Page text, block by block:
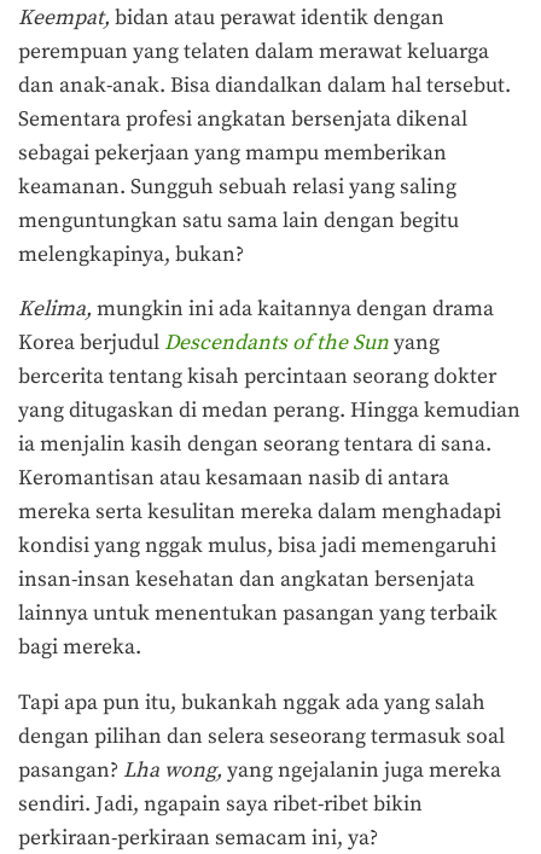
Keempat, bidan atau perawat identik dengan
perempuan yang telaten dalam merawat keluarga
dan anak-anak. Bisa diandalkan dalam hal tersebut.
Sementara profesi angkatan bersenjata dikenal
sebagai pekerjaan yang mampu memberikan
keamanan. Sungguh sebuah relasi yang saling
menguntungkan satu sama lain dengan begitu
melengkapinya, bukan?
Kelima, mungkin ini ada kaitannya dengan drama
Korea berjudul Descendants of the Sunyang
bercerita tentang kisah percintaan seorang dokter
yang ditugaskan di medan perang. Hingga kemudian
ia menjalin kasih dengan seorang tentara di sana.
Keromantisan atau kesamaan nasib di antara
mereka serta kesulitan mereka dalam menghadapi
kondisi yang nggak mulus, bisa jadi memengaruhi
insan-insan kesehatan dan angkatan bersenjata
lainnya untuk menentukan pasangan yang terbaik
bagi mereka.
Tapi apa pun itu, bukankah nggak ada yang salah
dengan pilihan dan selera seseorang termasuk soal
pasangan? Lha wong, yang ngejalanin juga mereka
sendiri. Jadi, ngapain saya ribet-ribet bikin
perkiraan-perkiraan semacam ini, ya?